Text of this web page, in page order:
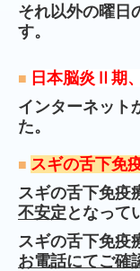
それ以外の曜日
す。
■ 日本脳炎Ⅱ期
インターネット
た。
■ スギの舌下免
スギの舌下免疫
不安定 となって
スギの舌下免疫
お電話にてご確